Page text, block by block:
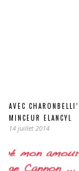
AVEC
MINCEUR ELANCYL
14 juillet 2014